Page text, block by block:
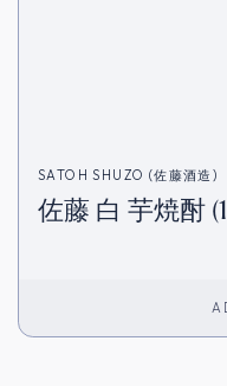
SATOH SHUZO (佐藤酒造)
佐藤 白 芋焼酎